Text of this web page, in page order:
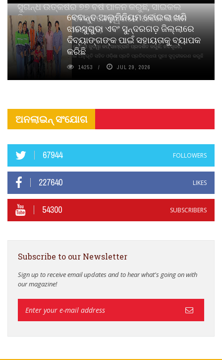
ସୁଗନ୍ଧ ଉତ୍କର୍ଷର ୭୭ ବର୍ଷ ପାଳନ କରୁଛି, ସାଇକଲ
ପିୟୋର୍‌ ଅଗରବତୀ ଭୁବନେଶ୍ୱରରେ ପାର୍ବଣ କାଳୀନ
ନବସୃଜନ ଉନ୍ମୋଚନ କଲା
ବାଉଁଶ ବିହୀନ କଠିନ ଧୂପ ଏବଂ ମେଦିନୀ ଜୁଡୱା କପ୍‌ ସାମ୍ବ୍ରାନି ପ୍ରଦର୍ଶିତ କରୁଛି; ନବସୃଜନ,
ଦୀର୍ଘସ୍ଥାୟିତା ଏବଂ ଆଧ୍ୟାତ୍ମିକ ଅନୁଭୂତି ସହିତ ଓଡ଼ିଶା ପ୍ରତି ପ୍ରତିବଦ୍ଧତା ପୁନଃ ସୁଦୃଢୀକରଣ କରୁଛି
ବେଦାନ୍ତ ଆଲୁମିନିୟମ କୋଇଲା ଖଣି
ଝାରସୁଗୁଡା ଏବଂ ସୁନ୍ଦରଗଡ଼ ଜିଲ୍ଲାରେ
ଦିବ୍ୟାଙ୍ଗଙ୍କ ପାଇଁ ସହାୟତାକୁ ବ୍ୟାପକ
କରିଛି
14253 JUL 29, 2026
ଅନଲାଇନ୍ ସଂଯୋଗ
67944 FOLLOWERS
227640 LIKES
54300 SUBSCRIBERS
Subscribe to our Newsletter
Sign up to receive email updates and to hear what's going on with
our magazine!